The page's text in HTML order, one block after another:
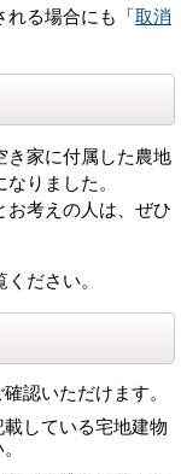
れる場合にも「取消
き家に付属した農地
りました。
お考えの人は、ぜひ
ください。
認いただけます。
している宅地建物